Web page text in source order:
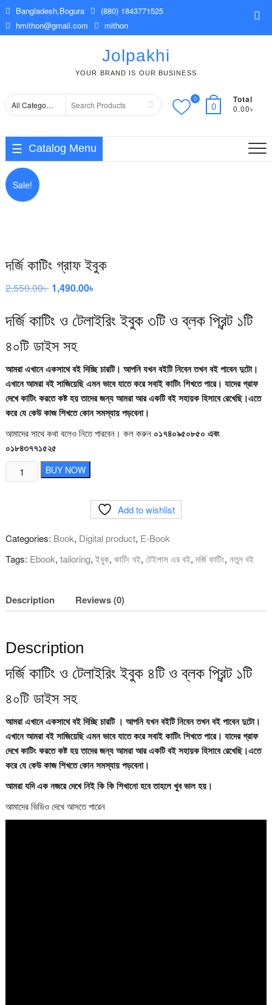
Skip
to
content
Bangladesh,Bogura
(880) 1843771525
hmithon@gmail.com
mithon
Jolpakhi
YOUR BRAND IS OUR BUSINESS
Search
0
0
Total
0.00৳
Catalog Menu
Sale!
দর্জি কাটিং গ্রাফ ইবুক
2,550.00৳ Original
price
2,550.00৳ .
1,490.00৳
1,490.00৳ .
দর্জি কাটিং ও টেলাইরিং ইবুক ৩টি ও ব্লক প্রিন্ট ১টি
৪০টি ডাইস সহ
আমরা এখানে একসাথে বই দিচ্ছি চারটি। আপনি যখন বইটি নিবেন তখন বই পাবেন দুটো।
এখানে আমরা বই সাজিয়েছি এমন ভাবে যাতে করে সবাই কাটিং শিখতে পারে। যাদের গ্রাফ
দেখে কাটিং করতে কষ্ট হয় তাদের জন্য আমরা আর একটি বই সহায়ক হিসাবে রেখেছি।এতে
করে যে কেউ কাজ শিখতে কোন সমস্যায় পড়বেনা।
আমাদের সাথে কথা বলেও নিতে পারবেন। কল করুন ০১৭৪০৯৫০৮৫০ এবং
০১৮৪৩৭৭১৫২৫
কাটিং
BUY NOW
Add to wishlist
Categories: Book, Digital product, E-Book
Tags: Ebook, tailoring, ইবুক, কাটিং বই, টেইলাস এর বই, দর্জি কাটিং, নতুন বই
Description Reviews (0)
Description
দর্জি কাটিং ও টেলাইরিং ইবুক ৪টি ও ব্লক প্রিন্ট ১টি
৪০টি ডাইস সহ
আমরা এখানে একসাথে বই দিচ্ছি চারটি । আপনি যখন বইটি নিবেন তখন বই পাবেন দুটো।
এখানে আমরা বই সাজিয়েছি এমন ভাবে যাতে করে সবাই কাটিং শিখতে পারে। যাদের গ্রাফ
দেখে কাটিং করতে কষ্ট হয় তাদের জন্য আমরা আর একটি বই সহায়ক হিসাবে রেখেছি।এতে
করে যে কেউ কাজ শিখতে কোন সমস্যায় পড়বেনা।
আমরা যদি এক নজরে দেখে নিই কি কি শিখানো হবে তাহলে খুব ভাল হয়।
আমাদের ভিডিও দেখে আসতে পারেন